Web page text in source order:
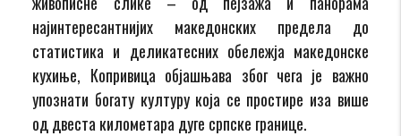
најинтересантнијих македонских предела до
статистика и деликатесних обележја македонске
кухиње, Копривица објашњава због чега је важно
упознати богату културу која се простире иза више
од двеста километара дуге српске границе.